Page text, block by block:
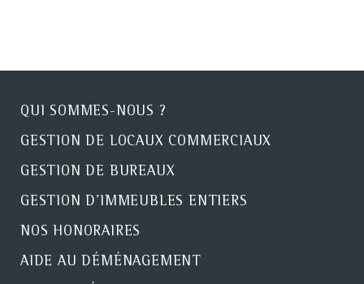
QUI SOMMES-NOUS ?
GESTION DE LOCAUX COMMERCIAUX
GESTION DE BUREAUX
GESTION D'IMMEUBLES ENTIERS
NOS HONORAIRES
AIDE AU DÉMÉNAGEMENT